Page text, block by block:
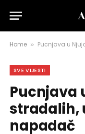
Home » Pucnjava u
SVE VIJESTI
Pucnjava
stradalih,
napadač